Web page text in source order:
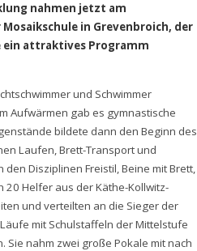
nahmen jetzt am
in Grevenbroich, der
ein attraktives Programm
und Schwimmer
Aufwärmen gab es gymnastische
bildete dann den Beginn des
Laufen, Brett-Transport und
Disziplinen Freistil, Beine mit Brett,
20 Helfer aus der Käthe-Kollwitz-
und verteilten an die Sieger der
mit Schulstaffeln der Mittelstufe
nahm zwei große Pokale mit nach